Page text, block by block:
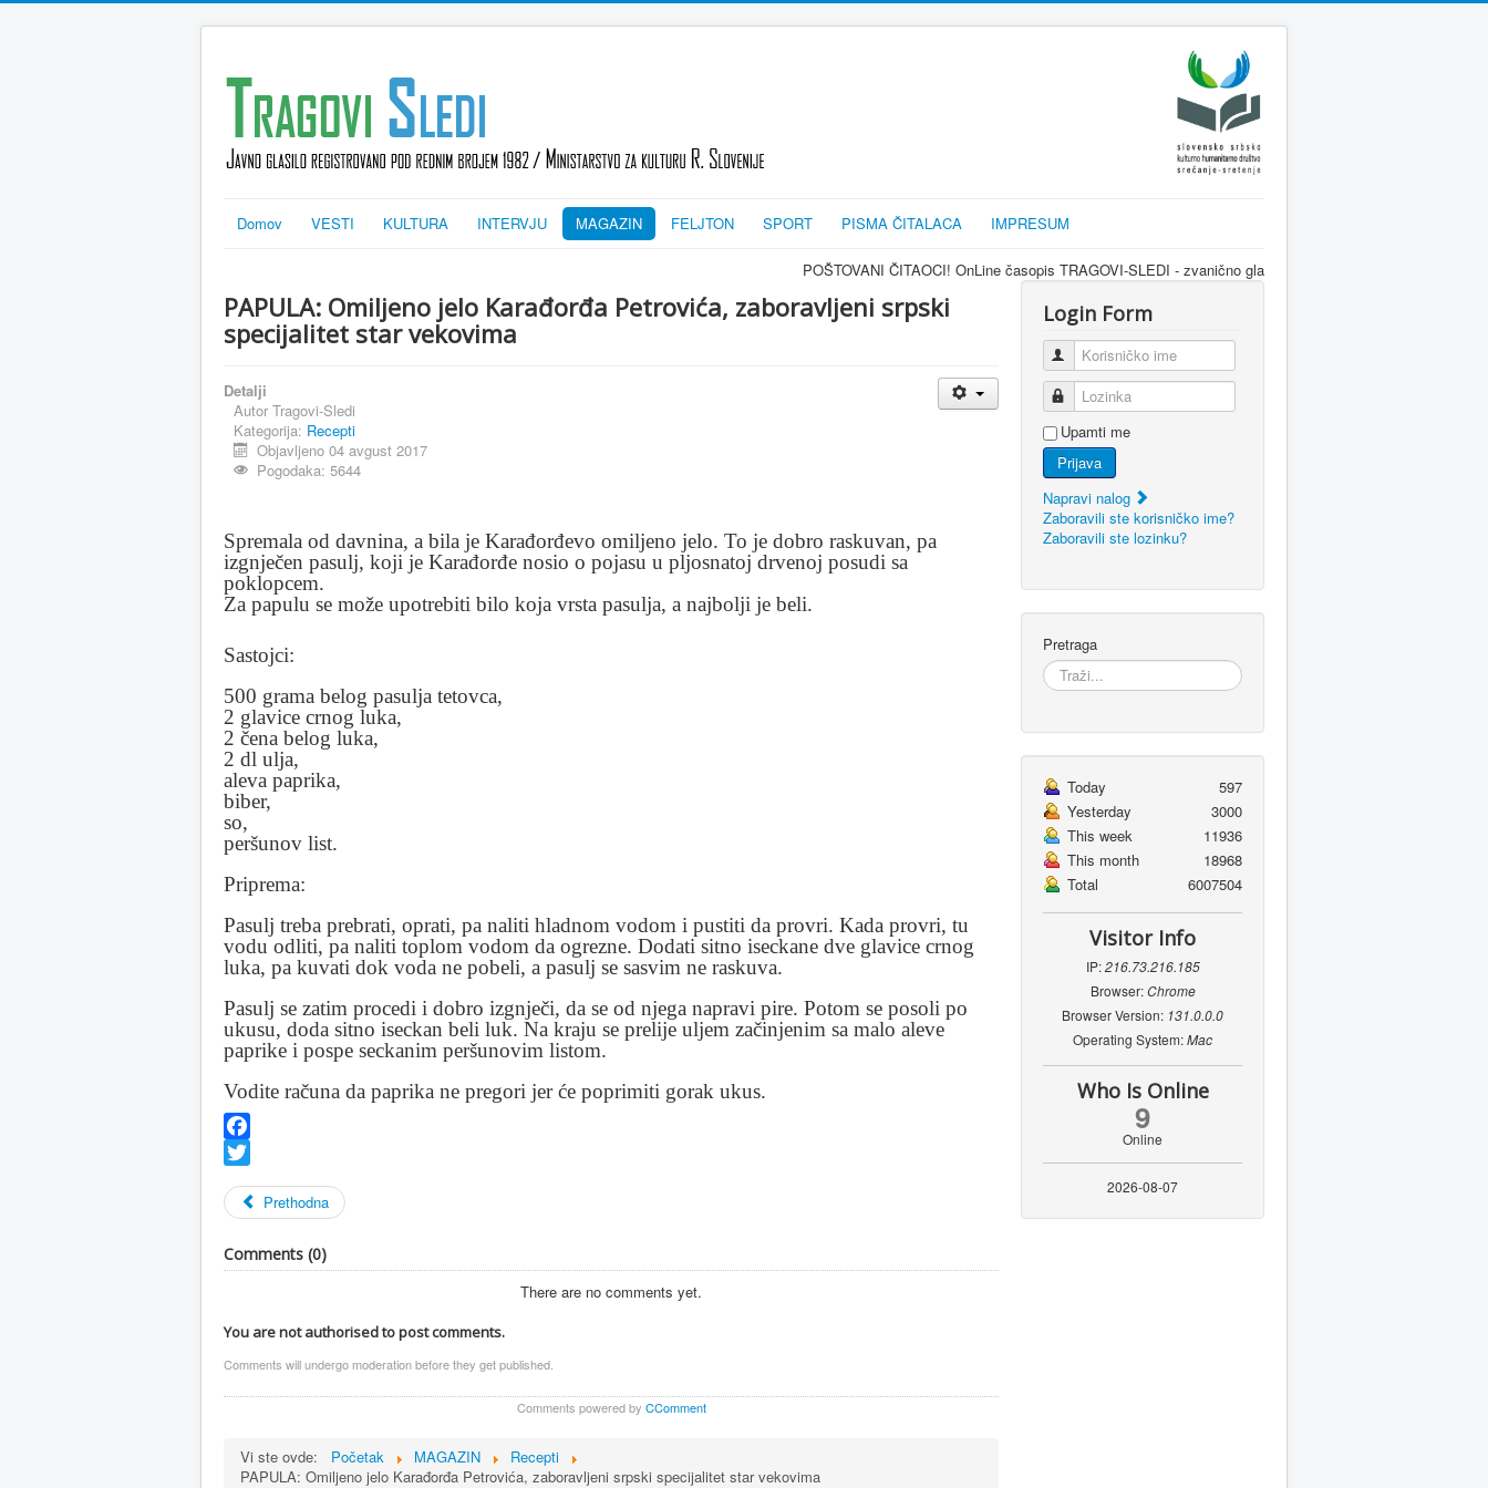
Domov VESTI KULTURA INTERVJU MAGAZIN FELJTON SPORT PISMA ČITALACA IMPRESUM
POŠTOVANI ČITAOCI! OnLine časopis TRAGOVI-SLEDI - zvanično glasilo srpske dijaspore za
PAPULA: Omiljeno jelo Karađorđa Petrovića, zaboravljeni srpski
specijalitet star vekovima
Detalji
Autor Tragovi-Sledi
Kategorija: Recepti
Objavljeno 04 avgust 2017
Pogodaka: 5644
Spremala od davnina, a bila je Karađorđevo omiljeno jelo. To je dobro raskuvan, pa
izgnječen pasulj, koji je Karađorđe nosio o pojasu u pljosnatoj drvenoj posudi sa
poklopcem.
Za papulu se može upotrebiti bilo koja vrsta pasulja, a najbolji je beli.
Sastojci:
500 grama belog pasulja tetovca,
2 glavice crnog luka,
2 čena belog luka,
2 dl ulja,
aleva paprika,
biber,
so,
peršunov list.
Priprema:
Pasulj treba prebrati, oprati, pa naliti hladnom vodom i pustiti da provri. Kada provri, tu
vodu odliti, pa naliti toplom vodom da ogrezne. Dodati sitno iseckane dve glavice crnog
luka, pa kuvati dok voda ne pobeli, a pasulj se sasvim ne raskuva.
Pasulj se zatim procedi i dobro izgnječi, da se od njega napravi pire. Potom se posoli po
ukusu, doda sitno iseckan beli luk. Na kraju se prelije uljem začinjenim sa malo aleve
paprike i pospe seckanim peršunovim listom.
Vodite računa da paprika ne pregori jer će poprimiti gorak ukus.
Facebook
Prethodna
Comments (0)
There are no comments yet.
You are not authorised to post comments.
Comments will undergo moderation before they get published.
Comments powered by CComment
Vi ste ovde: Početak MAGAZIN
Recepti
PAPULA: Omiljeno jelo Karađorđa Petrovića, zaboravljeni srpski specijalitet star vekovima
Login Form
Korisničko ime
Lozinka
Upamti me
Prijava
Napravi nalog
Zaboravili ste korisničko ime?
Zaboravili ste lozinku?
Pretraga
Today
597
Yesterday
3000
This week
11936
This month
18968
Total
6007504
Visitor Info
IP:216.73.216.185
Browser:Chrome
Browser Version: 131.0.0.0
Operating System:Mac
Who Is Online
9
Online
2026-08-07